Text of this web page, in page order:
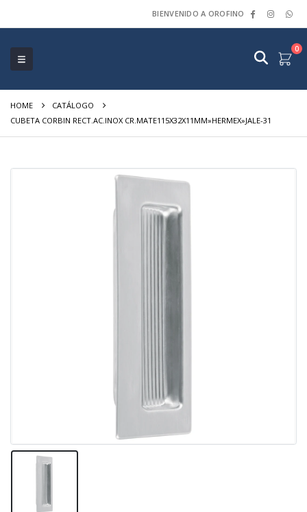
BIENVENIDO A OROFINO
0
HOME
CATÁLOGO
CUBETA CORBIN RECT.AC.INOX CR.MATE115X32X11MM»HERMEX»JALE-31